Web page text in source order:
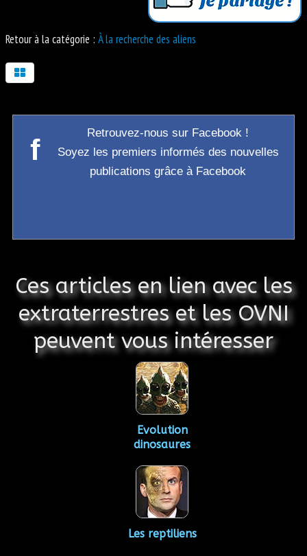
Retour à la catégorie : À la recherche des aliens
f
Retrouvez-nous sur Facebook !
Soyez les premiers informés des nouvelles
publications grâce à Facebook
Ces articles en lien avec les
extraterrestres et les OVNI
peuvent vous intéresser
Evolution
dinosaures
Les reptiliens